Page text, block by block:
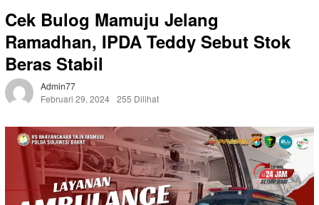
Cek Bulog Mamuju Jelang
Ramadhan, IPDA Teddy Sebut Stok
Beras Stabil
Admin77
Februari 29, 2024 255 Dilihat